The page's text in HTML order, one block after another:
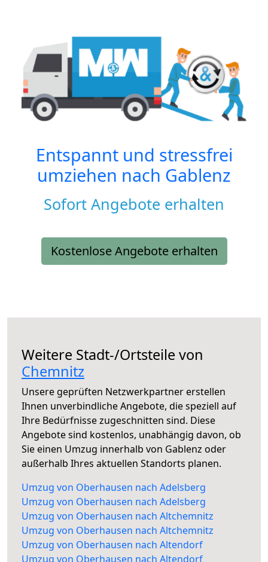
Entspannt und stressfrei
umziehen nach Gablenz
Sofort Angebote erhalten
Kostenlose Angebote erhalten
Weitere Stadt-/Ortsteile von
Chemnitz
Unsere geprüften Netzwerkpartner erstellen
Ihnen unverbindliche Angebote, die speziell auf
Ihre Bedürfnisse zugeschnitten sind. Diese
Angebote sind kostenlos, unabhängig davon, ob
Sie einen Umzug innerhalb von Gablenz oder
außerhalb Ihres aktuellen Standorts planen.
Umzug von Oberhausen nach Adelsberg
Umzug von Oberhausen nach Adelsberg
Umzug von Oberhausen nach Altchemnitz
Umzug von Oberhausen nach Altchemnitz
Umzug von Oberhausen nach Altendorf
Umzug von Oberhausen nach Altendorf